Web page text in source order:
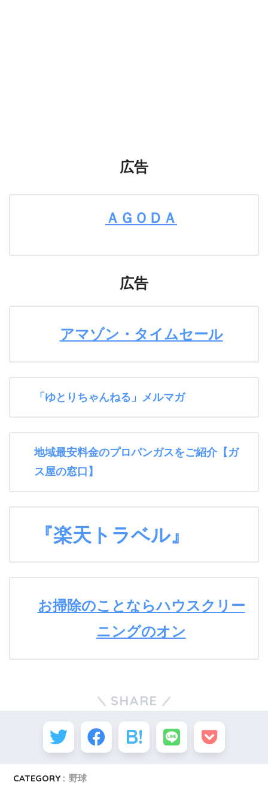
広告
ＡＧＯＤＡ
広告
アマゾン・タイムセール
「ゆとりちゃんねる」メルマガ
地域最安料金のプロパンガスをご紹介【ガ
ス屋の窓口】
『楽天トラベル』
お掃除のことならハウスクリー
ニングのオン
SHARE
CATEGORY : 野球